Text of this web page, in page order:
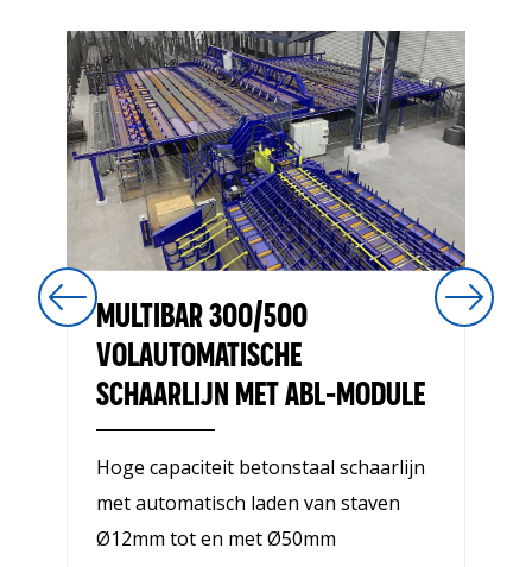
MULTIBAR 300/500
VOLAUTOMATISCHE
SCHAARLIJN MET ABL-MODULE
Hoge capaciteit betonstaal schaarlijn
met automatisch laden van staven
Ø12mm tot en met Ø50mm